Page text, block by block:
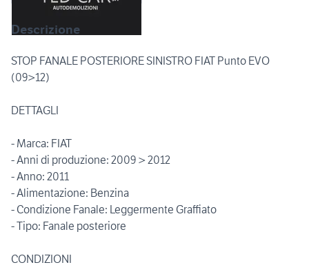
Descrizione
STOP FANALE POSTERIORE SINISTRO FIAT Punto EVO
(09>12)
DETTAGLI
- Marca: FIAT
- Anni di produzione: 2009 > 2012
- Anno: 2011
- Alimentazione: Benzina
- Condizione Fanale: Leggermente Graffiato
- Tipo: Fanale posteriore
CONDIZIONI